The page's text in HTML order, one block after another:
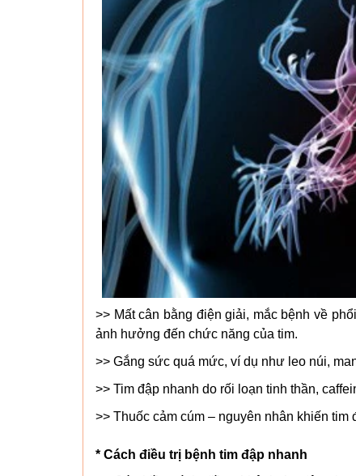
>> Mất cân bằng điện giải, mắc bệnh về
ảnh hưởng đến chức năng của tim.
>> Gắng sức quá mức, ví dụ như leo núi,
>> Tim đập nhanh do rối loạn tinh thần,
>> Thuốc cảm cúm – nguyên nhân khiến
* Cách điều trị bệnh tim đập nhanh